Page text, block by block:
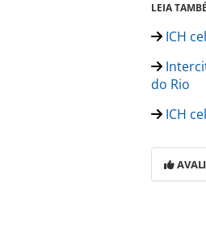
LEIA
ICH
do Rio
ICH